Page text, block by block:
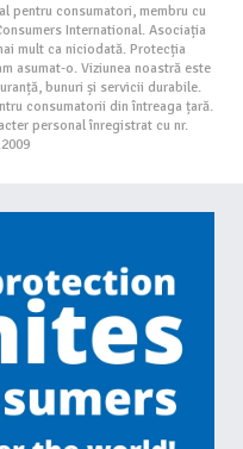
pentru consumatori, membru cu
International. Asociația
mult ca niciodată. Protecția
asumat-o. Viziunea noastră este
bunuri și servicii durabile.
consumatorii din întreaga țară.
personal înregistrat cu nr.